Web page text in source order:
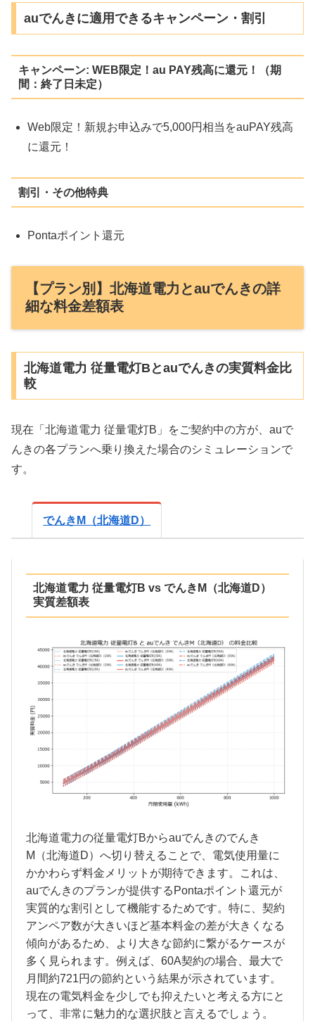
auでんきに適用できるキャンペーン・割引
キャンペーン: WEB限定！au PAY残高に還元！（期
間：終了日未定）
Web限定！新規お申込みで5,000円相当をauPAY残高
に還元！
割引・その他特典
Pontaポイント還元
【プラン別】北海道電力とauでんきの詳
細な料金差額表
北海道電力 従量電灯Bとauでんきの実質料金比
較
現在「北海道電力 従量電灯B」をご契約中の方が、auで
んきの各プランへ乗り換えた場合のシミュレーションで
す。
でんきM（北海道D）
北海道電力 従量電灯B vs でんきM（北海道D）
実質差額表
北海道電力の従量電灯Bからauでんきのでんき
M（北海道D）へ切り替えることで、電気使用量に
かかわらず料金メリットが期待できます。これは、
auでんきのプランが提供するPontaポイント還元が
実質的な割引として機能するためです。特に、契約
アンペア数が大きいほど基本料金の差が大きくなる
傾向があるため、より大きな節約に繋がるケースが
多く見られます。例えば、60A契約の場合、最大で
月間約721円の節約という結果が示されています。
現在の電気料金を少しでも抑えたいと考える方にと
って、非常に魅力的な選択肢と言えるでしょう。